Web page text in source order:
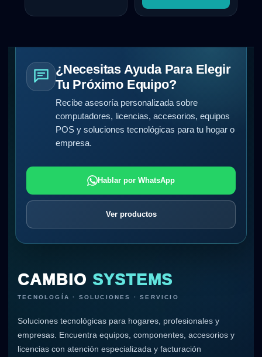
¿Necesitas Ayuda Para Elegir
Tu Próximo Equipo?
Recibe asesoría personalizada sobre
computadores, licencias, accesorios, equipos
POS y soluciones tecnológicas para tu hogar o
empresa.
Hablar por WhatsApp
Ver productos
CAMBIO SYSTEMS
TECNOLOGÍA · SOLUCIONES · SERVICIO
Soluciones tecnológicas para hogares, profesionales y
empresas. Encuentra equipos, componentes, accesorios y
licencias con atención especializada y facturación